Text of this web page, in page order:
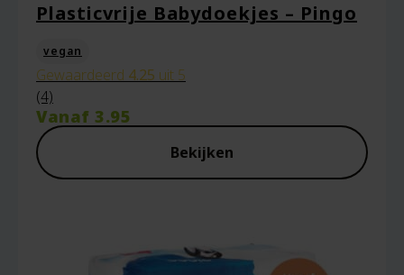
Plasticvrije Babydoekjes – Pingo
vegan
Gewaardeerd 4.25 uit 5
(4)
Vanaf3.95
Bekijken